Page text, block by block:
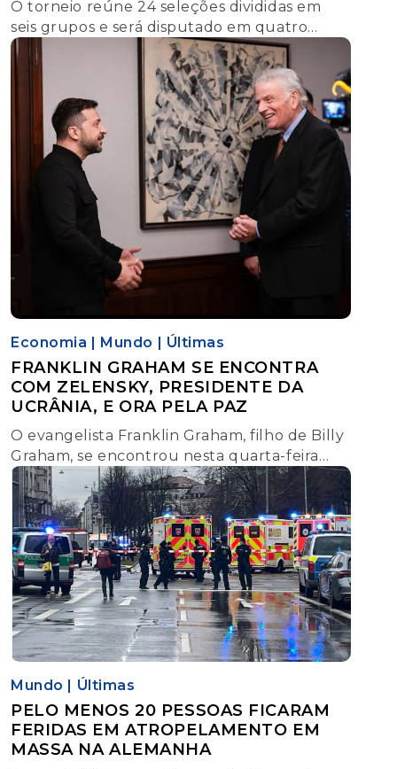
O torneio reúne 24 seleções divididas em
seis grupos e será disputado em quatro
cidades chilenas. Além da busca pelo título,
o Mundial Sub-20 2025 se apresenta como
uma vitrine para jovens jogadores que
começam a despontar em clubes de ponta
pelo mundo. Assim, a competição não é
apenas uma disputa esportiva, mas também
um […]
Economia | Mundo | Últimas
FRANKLIN GRAHAM SE ENCONTRA
COM ZELENSKY, PRESIDENTE DA
UCRÂNIA, E ORA PELA PAZ
O evangelista Franklin Graham, filho de Billy
Graham, se encontrou nesta quarta-feira
(28) com o presidente ucraniano Volodymyr
Zelensky, em Berlim, na Alemanha.
Mundo Últimas
PELO MENOS 20 PESSOAS FICARAM
FERIDAS EM ATROPELAMENTO EM
MASSA NA ALEMANHA